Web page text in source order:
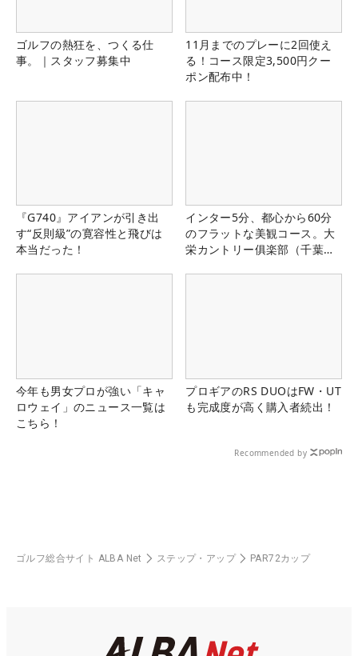
ゴルフの熱狂を、つくる仕
事。｜スタッフ募集中
11月までのプレーに2回使え
る！コース限定3,500円クー
ポン配布中！
『G740』アイアンが引き出
す“反則級”の寛容性と飛びは
本当だった！
インター5分、都心から60分
のフラットな美観コース。大
栄カントリー俱楽部（千葉
今年も男女プロが強い「キャ
ロウェイ」のニュース一覧は
こちら！
プロギアのRS DUOはFW・UT
も完成度が高く購入者続出！
Recommended by
ゴルフ総合サイト ALBA Net ステップ・アップ PAR72カップ